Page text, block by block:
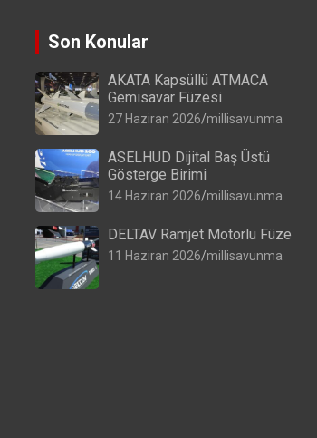
Son Konular
AKATA Kapsüllü ATMACA
Gemisavar Füzesi
27 Haziran 2026 millisavunma
ASELHUD Dijital Baş Üstü
Gösterge Birimi
14 Haziran 2026 millisavunma
DELTAV Ramjet Motorlu Füze
11 Haziran 2026 millisavunma